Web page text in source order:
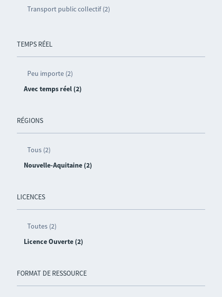
Transport public collectif (2)
TEMPS RÉEL
Peu importe (2)
Avec temps réel (2)
RÉGIONS
Tous (2)
Nouvelle-Aquitaine (2)
LICENCES
Toutes (2)
Licence Ouverte (2)
FORMAT DE RESSOURCE